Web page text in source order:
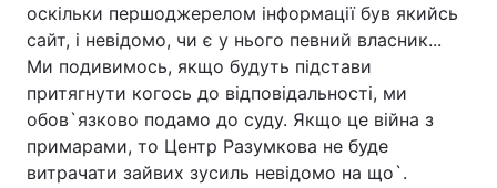
оскільки першоджерелом інформації був якийсь
сайт, і невідомо, чи є у нього певний власник...
Ми подивимось, якщо будуть підстави
притягнути когось до відповідальності, ми
обов`язково подамо до суду. Якщо це війна з
примарами, то Центр Разумкова не буде
витрачати зайвих зусиль невідомо на що`.